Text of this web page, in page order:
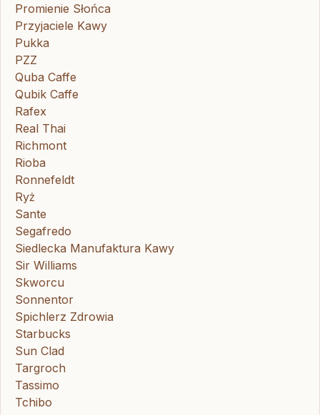
Promienie Słońca
Przyjaciele Kawy
Pukka
PZZ
Quba Caffe
Qubik Caffe
Rafex
Real Thai
Richmont
Rioba
Ronnefeldt
Ryż
Sante
Segafredo
Siedlecka Manufaktura Kawy
Sir Williams
Skworcu
Sonnentor
Spichlerz Zdrowia
Starbucks
Sun Clad
Targroch
Tassimo
Tchibo